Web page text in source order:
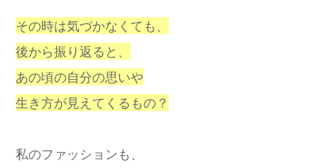
その時は気づかなくても、
後から振り返ると、
あの頃の自分の思いや
生き方が見えてくるもの？
私のファッションも、